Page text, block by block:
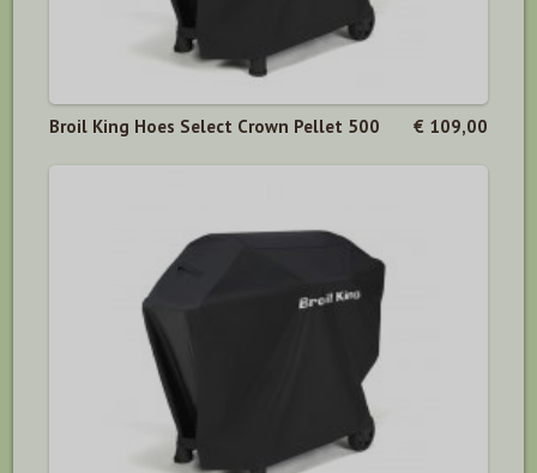
Broil King Hoes Select Crown Pellet 500 € 109,00